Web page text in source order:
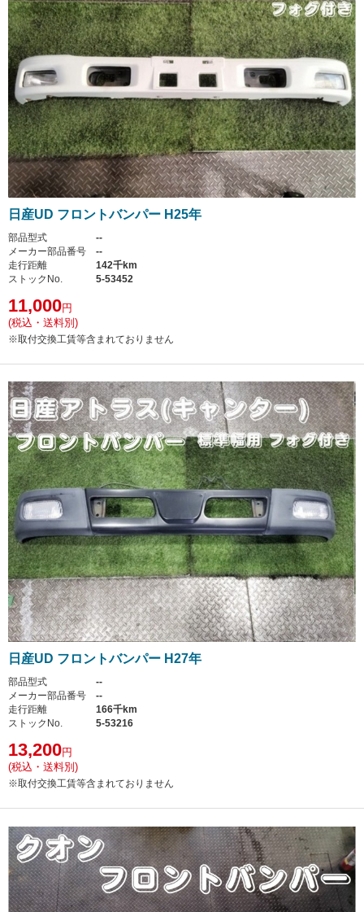
日産UD フロントバンパー H25年
部品型式
--
メーカー部品番号
--
走行距離
142千km
ストックNo.
5-53452
11,000円
(税込・送料別)
※取付交換工賃等含まれておりません
日産UD フロントバンパー H27年
部品型式
--
メーカー部品番号
--
走行距離
166千km
ストックNo.
5-53216
13,200円
(税込・送料別)
※取付交換工賃等含まれておりません